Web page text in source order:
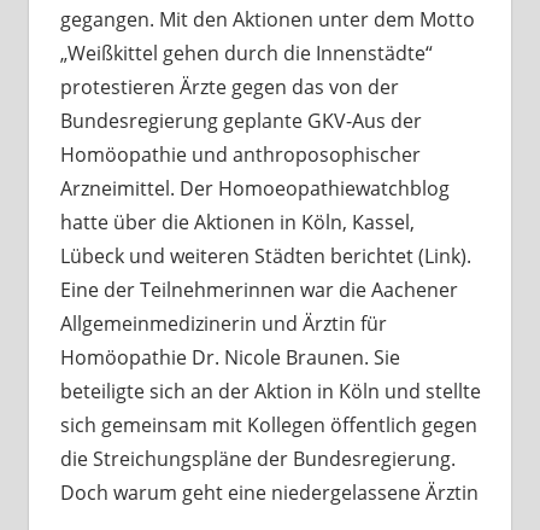
gegangen. Mit den Aktionen unter dem Motto
„Weißkittel gehen durch die Innenstädte“
protestieren Ärzte gegen das von der
Bundesregierung geplante GKV-Aus der
Homöopathie und anthroposophischer
Arzneimittel. Der Homoeopathiewatchblog
hatte über die Aktionen in Köln, Kassel,
Lübeck und weiteren Städten berichtet (Link).
Eine der Teilnehmerinnen war die Aachener
Allgemeinmedizinerin und Ärztin für
Homöopathie Dr. Nicole Braunen. Sie
beteiligte sich an der Aktion in Köln und stellte
sich gemeinsam mit Kollegen öffentlich gegen
die Streichungspläne der Bundesregierung.
Doch warum geht eine niedergelassene Ärztin